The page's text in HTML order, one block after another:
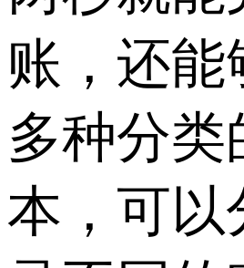
账，还能
多种分类
本，可以